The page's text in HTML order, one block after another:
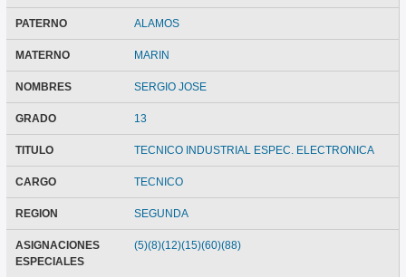
PATERNO ALAMOS
MATERNO MARIN
NOMBRES SERGIO JOSE
GRADO 13
TITULO TECNICO INDUSTRIAL ESPEC. ELECTRONICA
CARGO TECNICO
REGION SEGUNDA
ASIGNACIONES
ESPECIALES
(5)(8)(12)(15)(60)(88)